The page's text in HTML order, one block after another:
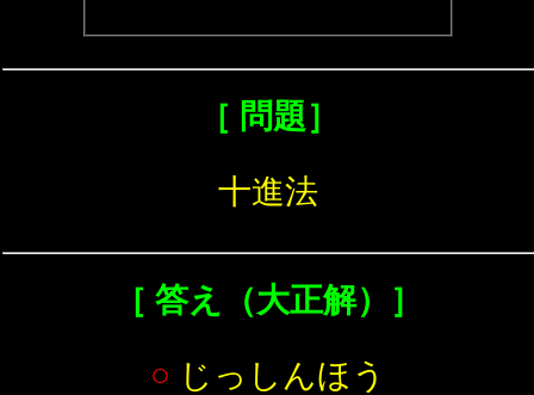
［ 問題］
十進法
［ 答え（大正解）］
○ じっしんほう